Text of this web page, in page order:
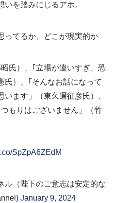
いを踏みにじるアホ。
ってるか、どこが現実的か
氏）、｢立場が違いすぎ、恐
氏）、｢そんなお話になって
ます」（東久邇征彦氏）、
もりはございません」（竹
SpZpA6ZEdM
（陛下のご意志は安定的な
January 9, 2024